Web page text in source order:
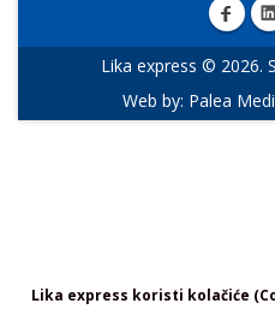
Lika express koristi kolačiće
Lika express © 2026.
Web by: Palea